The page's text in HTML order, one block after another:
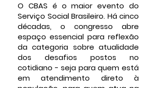
O CBAS é o maior evento do
Serviço Social Brasileiro. Há cinco
décadas, o congresso abre
espaço essencial para reflexão
da categoria sobre atualidade
dos desafios postos no
cotidiano - seja para quem está
em atendimento direto à